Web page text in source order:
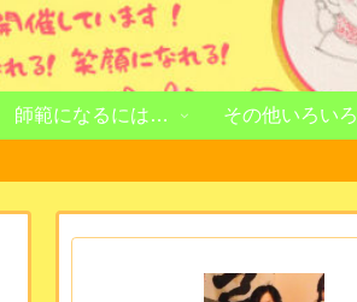
師範になるには… その他いろいろ